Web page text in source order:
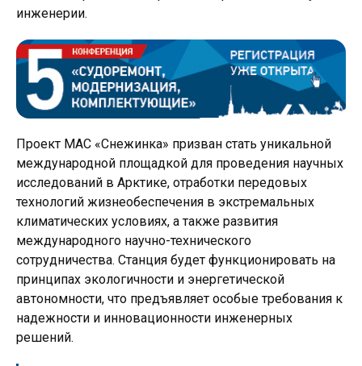
инженерии.
Проект МАС «Снежинка» призван стать уникальной
международной площадкой для проведения научных
исследований в Арктике, отработки передовых
технологий жизнеобеспечения в экстремальных
климатических условиях, а также развития
международного научно-технического
сотрудничества. Станция будет функционировать на
принципах экологичности и энергетической
автономности, что предъявляет особые требования к
надежности и инновационности инженерных
решений.